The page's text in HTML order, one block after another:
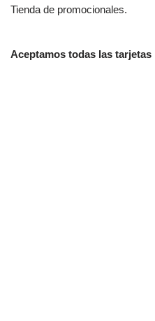
Tienda de promocionales.
Aceptamos todas las tarjetas